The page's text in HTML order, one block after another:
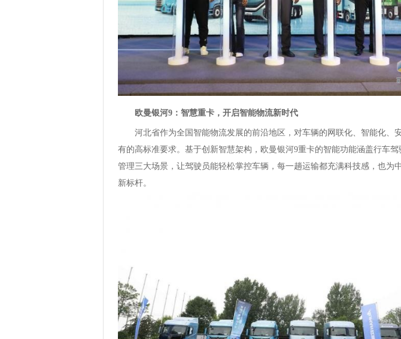
欧曼银河9：智慧重卡，开启智能物流新时代
河北省作为全国智能物流发展的前沿地区，对车辆的网联化、智能化、
有的高标准要求。基于创新智慧架构，欧曼银河9重卡的智能功能涵盖行车
管理三大场景，让驾驶员能轻松掌控车辆，每一趟运输都充满科技感，也为
新标杆。